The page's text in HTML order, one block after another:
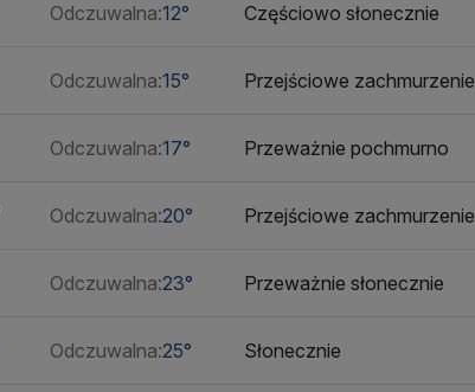
Odczuwalna:12° Częściowo słonecznie
Odczuwalna:15° Przejściowe zachmurzenie
Odczuwalna:17° Przeważnie pochmurno
Odczuwalna:20° Przejściowe zachmurzenie
Odczuwalna:23° Przeważnie słonecznie
Odczuwalna:25° Słonecznie